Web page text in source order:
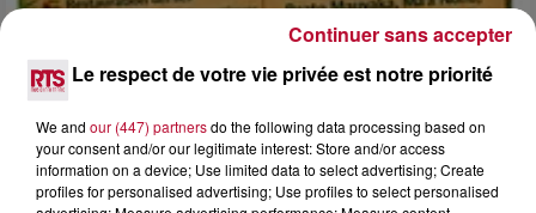
4 août 2026
FÊTE DE LA POLYNÉSIE À VILLEVEYRAC
Le respect de votre vie privée est notre priorité
We and our (447) partnersdo the following data processing based on
your consent and/or our legitimate interest: Store and/or access
information on a device; Use limited data to select advertising; Create
profiles for personalised advertising; Use profiles to select personalised
Continuer sans accepter